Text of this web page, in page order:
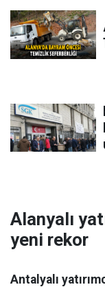
Alanyalı
yeni rekor
Antalyalı